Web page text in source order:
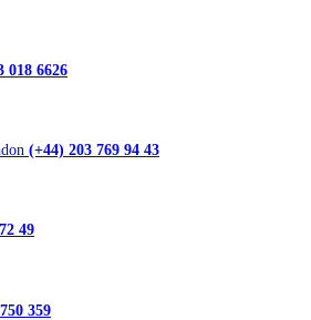
018 6626
(+44) 203 769 94 43
49
359